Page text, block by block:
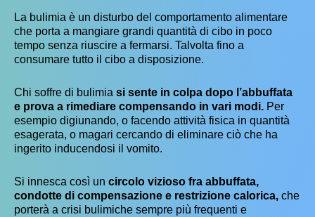
La bulimia è un disturbo del comportamento alimentare
che porta a mangiare grandi quantità di cibo in poco
tempo senza riuscire a fermarsi. Talvolta fino a
consumare tutto il cibo a disposizione.
Chi soffre di bulimia si sente in colpa dopo l’abbuffata
e prova a rimediare compensando in vari modi. Per
esempio digiunando, o facendo attività fisica in quantità
esagerata, o magari cercando di eliminare ciò che ha
ingerito inducendosi il vomito.
Si innesca così un circolo vizioso fra abbuffata,
condotte di compensazione e restrizione calorica, che
porterà a crisi bulimiche sempre più frequenti e